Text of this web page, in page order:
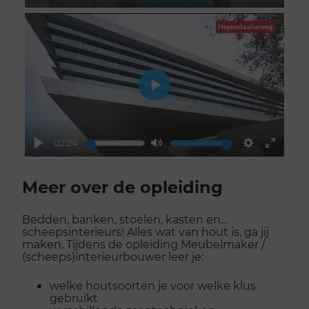
Play Mute Settings
Enter
Play
02:24
Mute Settings
Enter
Play
galerij
Meer over de opleiding
Bedden, banken, stoelen, kasten en...
scheepsinterieurs! Alles wat van hout is, ga jij
maken. Tijdens de opleiding Meubelmaker /
(scheeps)interieurbouwer leer je:
welke houtsoorten je voor welke klus
gebruikt